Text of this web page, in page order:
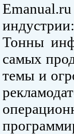
Тонны
самых
темы и